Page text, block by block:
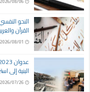
النحو
القرآن
2026/08/01
البنية إلى
2026/07/26